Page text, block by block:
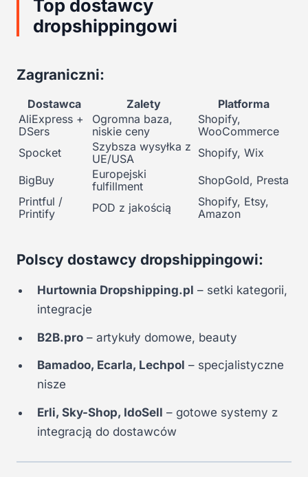
Top dostawcy
dropshippingowi
Zagraniczni:
Dostawca Zalety
Platforma
AliExpress +
DSers
Ogromna baza,
niskie ceny
Shopify,
WooCommerce
Spocket
Szybsza wysyłka z
UE/USA
Shopify, Wix
BigBuy
Europejski
fulfillment
ShopGold, Presta
Printful /
Printify
POD z jakością
Shopify, Etsy,
Amazon
Polscy dostawcy dropshippingowi:
Hurtownia Dropshipping.pl – setki kategorii,
integracje
B2B.pro – artykuły domowe, beauty
Bamadoo, Ecarla, Lechpol – specjalistyczne
nisze
Erli, Sky-Shop, IdoSell – gotowe systemy z
integracją do dostawców